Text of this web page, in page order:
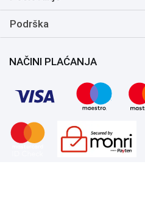
Podrška
NAČINI PLAĆANJA